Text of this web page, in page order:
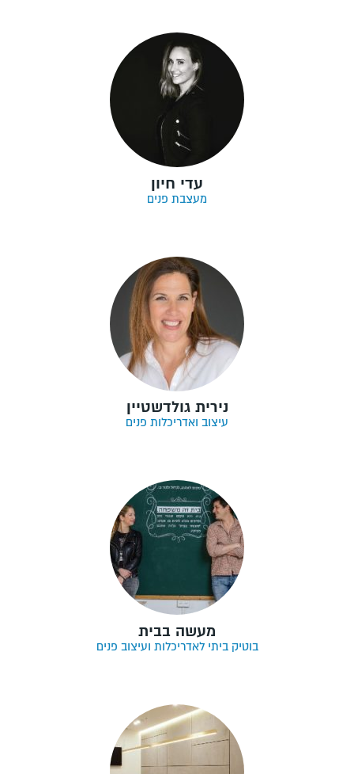
עדי חיון
מעצבת פנים
נירית גולדשטיין
עיצוב ואדריכלות פנים
מעשה בבית
בוטיק ביתי לאדריכלות ועיצוב פנים